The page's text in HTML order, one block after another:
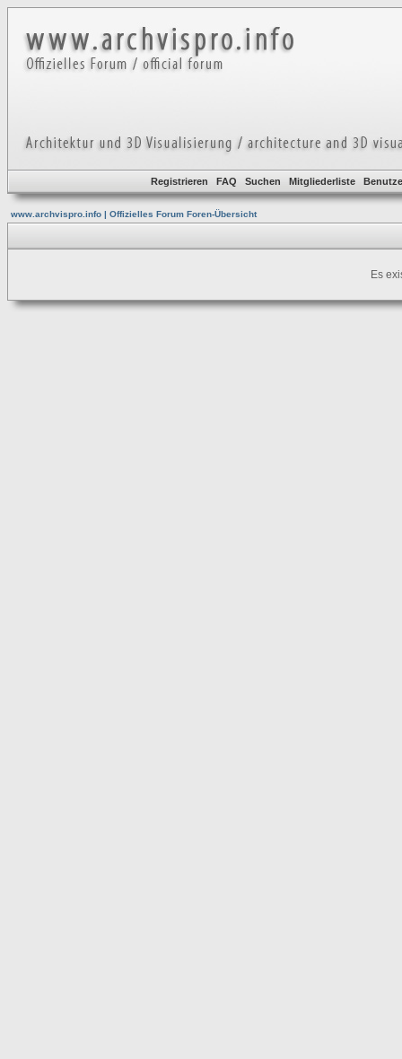
Registrieren FAQ Suchen Mitgliederliste
www.archvispro.info | Offizielles Forum Foren-Übersicht
Es